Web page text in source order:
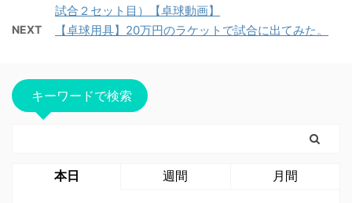
試合２セット目）【卓球動画】
NEXT 【卓球用具】20万円のラケットで試合に出てみた。
キーワードで検索
本日 週間 月間